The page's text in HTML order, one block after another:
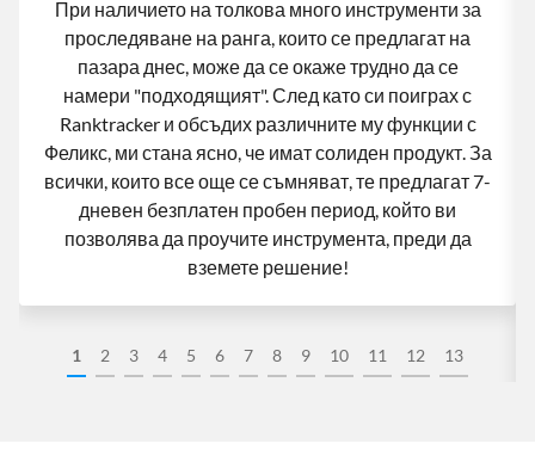
1 2 3 4 5 6 7 8 9 10 11 12 13
При наличието на толкова много инструменти за
проследяване на ранга, които се предлагат на
пазара днес, може да се окаже трудно да се
намери "подходящият". След като си поиграх с
Ranktracker и обсъдих различните му функции с
Феликс, ми стана ясно, че имат солиден продукт. За
всички, които все още се съмняват, те предлагат 7-
дневен безплатен пробен период, който ви
позволява да проучите инструмента, преди да
вземете решение!